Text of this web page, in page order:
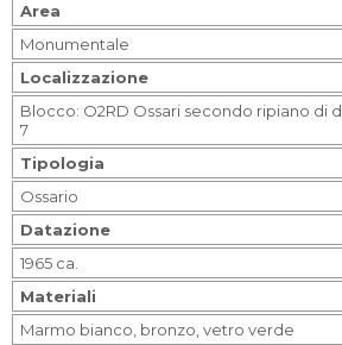
Area
Monumentale
Localizzazione
Blocco: O2RD Ossari secondo ripiano di
7
Tipologia
Ossario
Datazione
1965 ca.
Materiali
Marmo bianco, bronzo, vetro verde